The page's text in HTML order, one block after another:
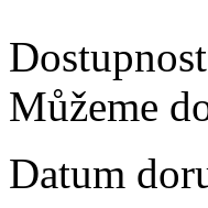
Můžeme
Datum